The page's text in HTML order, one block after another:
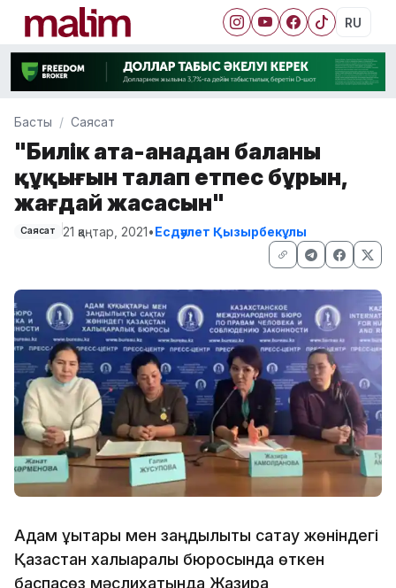
RU
Басты Саясат
"Билік ата-анадан баланың
құқығын талап етпес бұрын,
жағдай жасасын"
Саясат 21 қаңтар, 2021•Есдәулет Қызырбекұлы
Адам құқықтары мен заңдылықты сақтау жөніндегі
Қазақстан халықаралық бюросында өткен
баспасөз мәслихатында Жазира